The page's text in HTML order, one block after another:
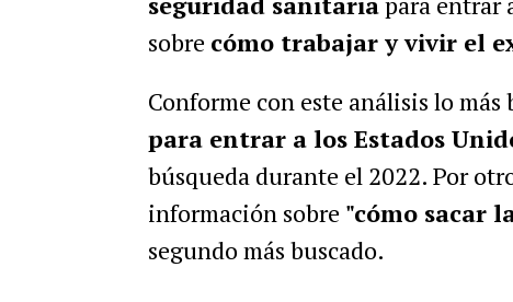
sobre cómo trabajar y vivir el
Conforme con este análisis lo más
para entrar a los Estados
búsqueda durante el 2022. Por
información sobre "cómo sacar
segundo más buscado.